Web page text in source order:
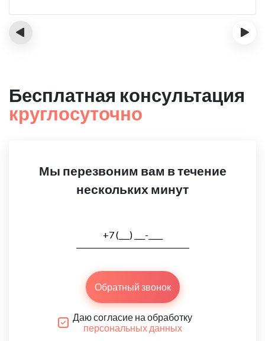
‹ ›
Бесплатная консультация
круглосуточно
Мы перезвоним вам в течение
нескольких минут
Обратный звонок
Даю согласие на обработку
персональных данных